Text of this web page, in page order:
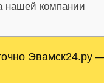
нашей компании